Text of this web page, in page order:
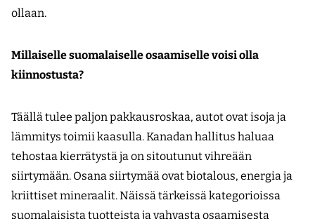
ollaan.
Millaiselle suomalaiselle osaamiselle voisi olla
kiinnostusta?
Täällä tulee paljon pakkausroskaa, autot ovat isoja ja
lämmitys toimii kaasulla. Kanadan hallitus haluaa
tehostaa kierrätystä ja on sitoutunut vihreään
siirtymään. Osana siirtymää ovat biotalous, energia ja
kriittiset mineraalit. Näissä tärkeissä kategorioissa
suomalaisista tuotteista ja vahvasta osaamisesta